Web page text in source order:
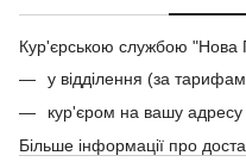
Кур'єрською службою "Нова
у відділення (за
кур'єром на вашу
Більше інформації про